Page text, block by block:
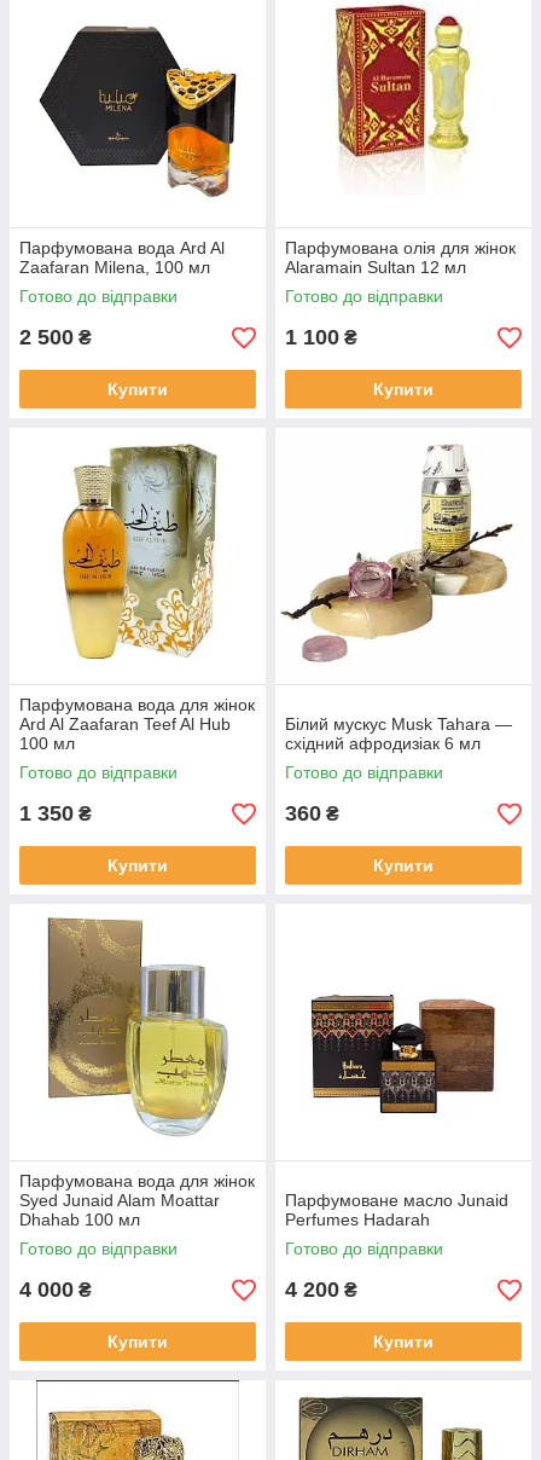
Парфумована вода Ard Al
Zaafaran Milena, 100 мл
Готово до відправки
2 500 ₴
Купити
Парфумована олія для жінок
Alaramain Sultan 12 мл
Готово до відправки
1 100 ₴
Купити
Парфумована вода для жінок
Ard Al Zaafaran Teef Al Hub
100 мл
Готово до відправки
1 350 ₴
Купити
Білий мускус Musk Tahara —
східний афродизіак 6 мл
Готово до відправки
360 ₴
Купити
Парфумована вода для жінок
Syed Junaid Alam Moattar
Dhahab 100 мл
Готово до відправки
4 000 ₴
Купити
Парфумоване масло Junaid
Perfumes Hadarah
Готово до відправки
4 200 ₴
Купити